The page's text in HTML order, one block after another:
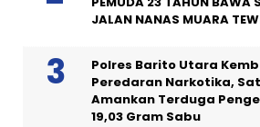
JALAN NANAS MUARA
Polres Barito Utara
Peredaran Narkotika,
Amankan Terduga
19,03 Gram Sabu